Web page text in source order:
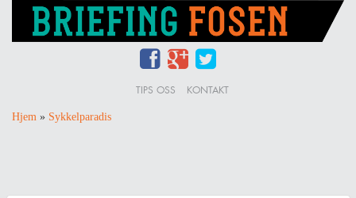
TIPS OSS KONTAKT
Hjem » Sykkelparadis